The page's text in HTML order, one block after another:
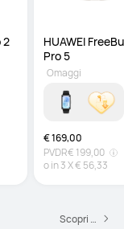
2
HUAWEI
€ 169,00
PVDR€ 199,00
o in3X€ 56,33
Omaggi
Scopri di più